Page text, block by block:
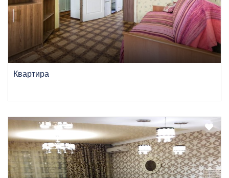
Квартира